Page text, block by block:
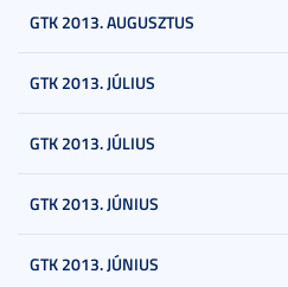
GTK 2013. AUGUSZTUS
GTK 2013. JÚLIUS
GTK 2013. JÚLIUS
GTK 2013. JÚNIUS
GTK 2013. JÚNIUS